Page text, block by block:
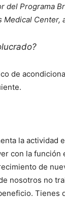
del Programa
Medical Center,
de
la actividad
con la función
de
nosotros no
Tienes